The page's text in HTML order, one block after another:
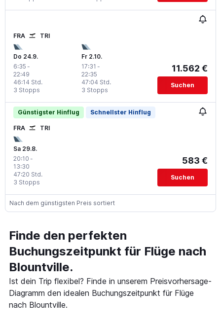
FRA TRI
Do 24.9.
6:35 -
22:49
3 Stopps
46:14 Std.
Fr 2.10.
17:31 -
22:35
3 Stopps
47:04 Std.
11.562 €
Suchen
Günstigster Hinflug Schnellster Hinflug
FRA TRI
Sa 29.8.
20:10 -
13:30
3 Stopps
47:20 Std.
583 €
Suchen
Nach dem günstigsten Preis sortiert
Finde den perfekten
Buchungszeitpunkt für Flüge nach
Blountville.
Ist dein Trip flexibel? Finde in unserem Preisvorhersage-
Diagramm den idealen Buchungszeitpunkt für Flüge
nach Blountville.